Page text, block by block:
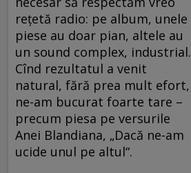
rețetă radio: pe album, unele
piese au doar pian, altele au
un sound complex, industrial.
Cînd rezultatul a venit
natural, fără prea mult efort,
ne-am bucurat foarte tare –
precum piesa pe versurile
Anei Blandiana, „Dacă ne-am
ucide unul pe altul“.